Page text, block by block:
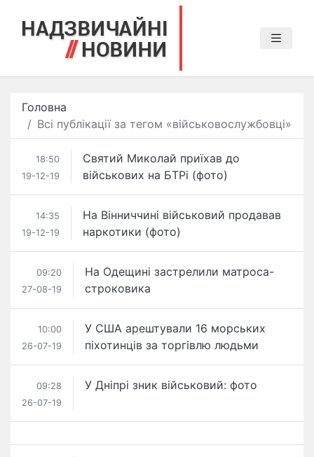
Головна
Всі публікації за тегом «військовослужбовці»
18:50
19-12-19
Святий Миколай приїхав до
військових на БТРі (фото)
14:35
19-12-19
На Вінниччині військовий продавав
наркотики (фото)
09:20
27-08-19
На Одещині застрелили матроса-
строковика
10:00
26-07-19
У США арештували 16 морських
піхотинців за торгівлю людьми
09:28
26-07-19
У Дніпрі зник військовий: фото